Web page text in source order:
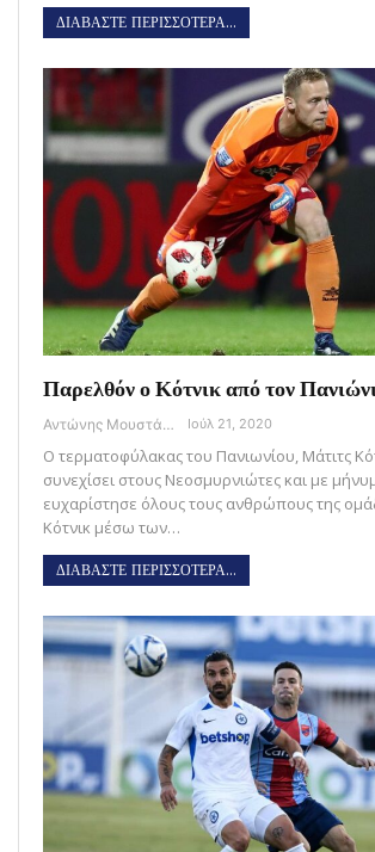
ΔΙΑΒΑΣΤΕ ΠΕΡΙΣΣΟΤΕΡΑ...
Παρελθόν ο Κότνικ από τον
Αντώνης Μουστάκας Ιούλ 21, 2020
Ο τερματοφύλακας του Πανιωνίου, Μάτιτς
συνεχίσει στους Νεοσμυρνιώτες και με
ευχαρίστησε όλους τους ανθρώπους της
Κότνικ μέσω των…
ΔΙΑΒΑΣΤΕ ΠΕΡΙΣΣΟΤΕΡΑ...